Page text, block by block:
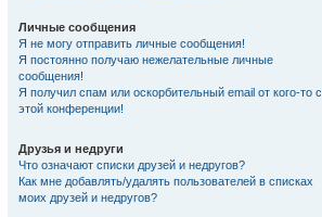
Личные сообщения
Я не могу отправить личные сообщения!
Я постоянно получаю нежелательные личные
сообщения!
Я получил спам или оскорбительный email от кого-то с
этой конференции!
Друзья и недруги
Что означают списки друзей и недругов?
Как мне добавлять/удалять пользователей в списках
моих друзей и недругов?